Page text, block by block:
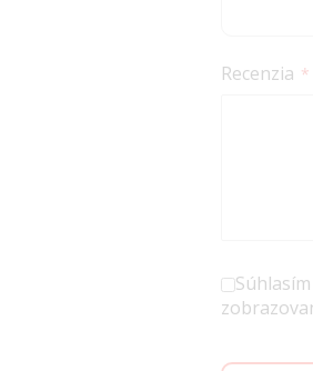
Recenzia